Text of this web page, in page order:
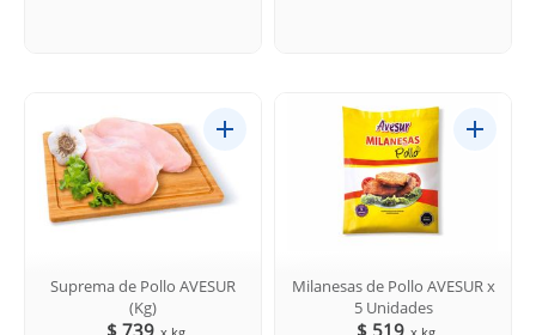
Suprema de Pollo AVESUR
(Kg)
$ 739
Milanesas de Pollo AVESUR x
5 Unidades
$ 519